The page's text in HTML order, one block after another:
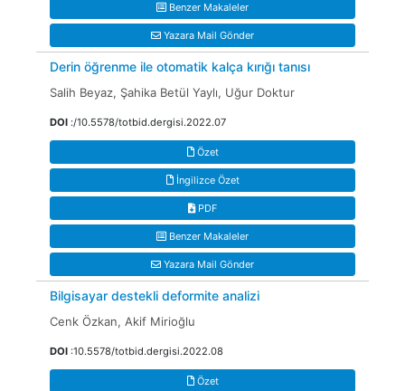
Benzer Makaleler
Yazara Mail Gönder
Derin öğrenme ile otomatik kalça kırığı tanısı
Salih Beyaz, Şahika Betül Yaylı, Uğur Doktur
DOI :/10.5578/totbid.dergisi.2022.07
Özet
İngilizce Özet
PDF
Benzer Makaleler
Yazara Mail Gönder
Bilgisayar destekli deformite analizi
Cenk Özkan, Akif Mirioğlu
DOI :10.5578/totbid.dergisi.2022.08
Özet